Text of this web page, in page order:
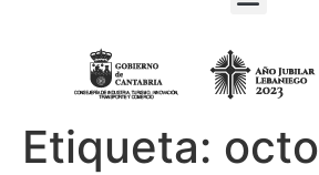
Etiqueta: octo